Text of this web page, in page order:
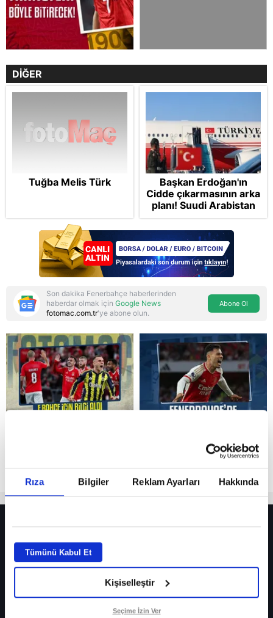
Rıza Bilgiler Reklam Ayarları Hakkında
Tümünü Kabul Et
Kişiselleştir
Seçime İzin Ver
Reddet
DİĞER
Tuğba Melis Türk
Başkan Erdoğan'ın
Cidde çıkarmasının arka
planı! Suudi Arabistan
ve Pakistan'la üçlü ortak
savunma anlaşması:
"Islamic NATO"
manşetleri
Son dakika Fenerbahçe haberlerinden
haberdar olmak için Google News
fotomac.com.tr'ye abone olun.
Abone Ol
Fenerbahçe’de sürpriz ayrılık ihtimali! Devre arasında gelmişti
Fenerbahçe’nin yeni transferi Mason Greenwood için olay sözler!
Galatasaray’da rota yeniden Thiago Almada!